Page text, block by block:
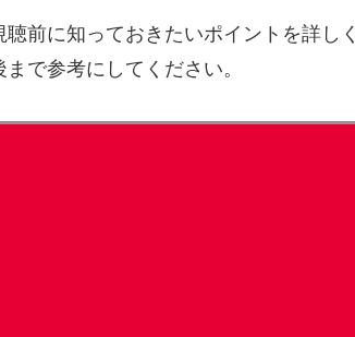
前に知っておきたいポイントを詳しく
で参考にしてください。